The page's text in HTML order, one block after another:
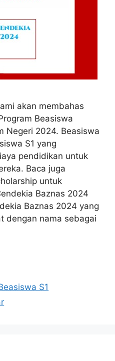
akan membahas
Beasiswa
Negeri 2024. Beasiswa
S1 yang
pendidikan untuk
Baca juga
untuk
Baznas 2024
Baznas 2024 yang
dengan nama sebagai
S1